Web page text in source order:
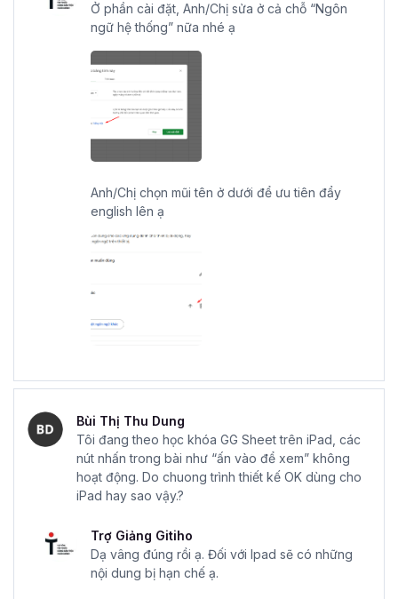
Ở phần cài đặt, Anh/Chị sửa ở cả chỗ “Ngôn
ngữ hệ thống” nữa nhé ạ
Anh/Chị chọn mũi tên ở dưới để ưu tiên đẩy
english lên ạ
Bùi Thị Thu Dung
Tôi đang theo học khóa GG Sheet trên iPad, các
nút nhấn trong bài như “ấn vào để xem” không
hoạt động. Do chuong trình thiết kế OK dùng cho
iPad hay sao vậy.?
Trợ Giảng Gitiho
Dạ vâng đúng rồi ạ. Đối với Ipad sẽ có những
nội dung bị hạn chế ạ.